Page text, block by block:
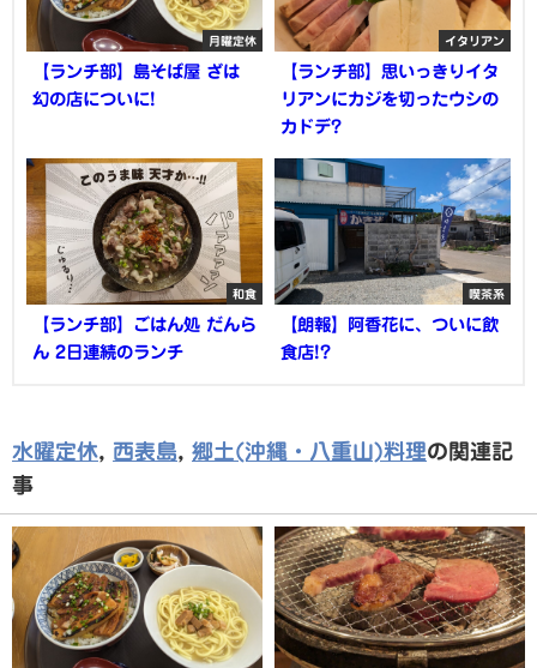
月曜定休
【ランチ部】島そば屋 ざは
幻の店についに!
イタリアン
【ランチ部】思いっきりイタ
リアンにカジを切ったウシの
カドデ?
和食
【ランチ部】ごはん処 だんら
ん 2日連続のランチ
喫茶系
【朗報】阿香花に、ついに飲
食店!?
水曜定休, 西表島, 郷土(沖縄・八重山)料理の関連記
事